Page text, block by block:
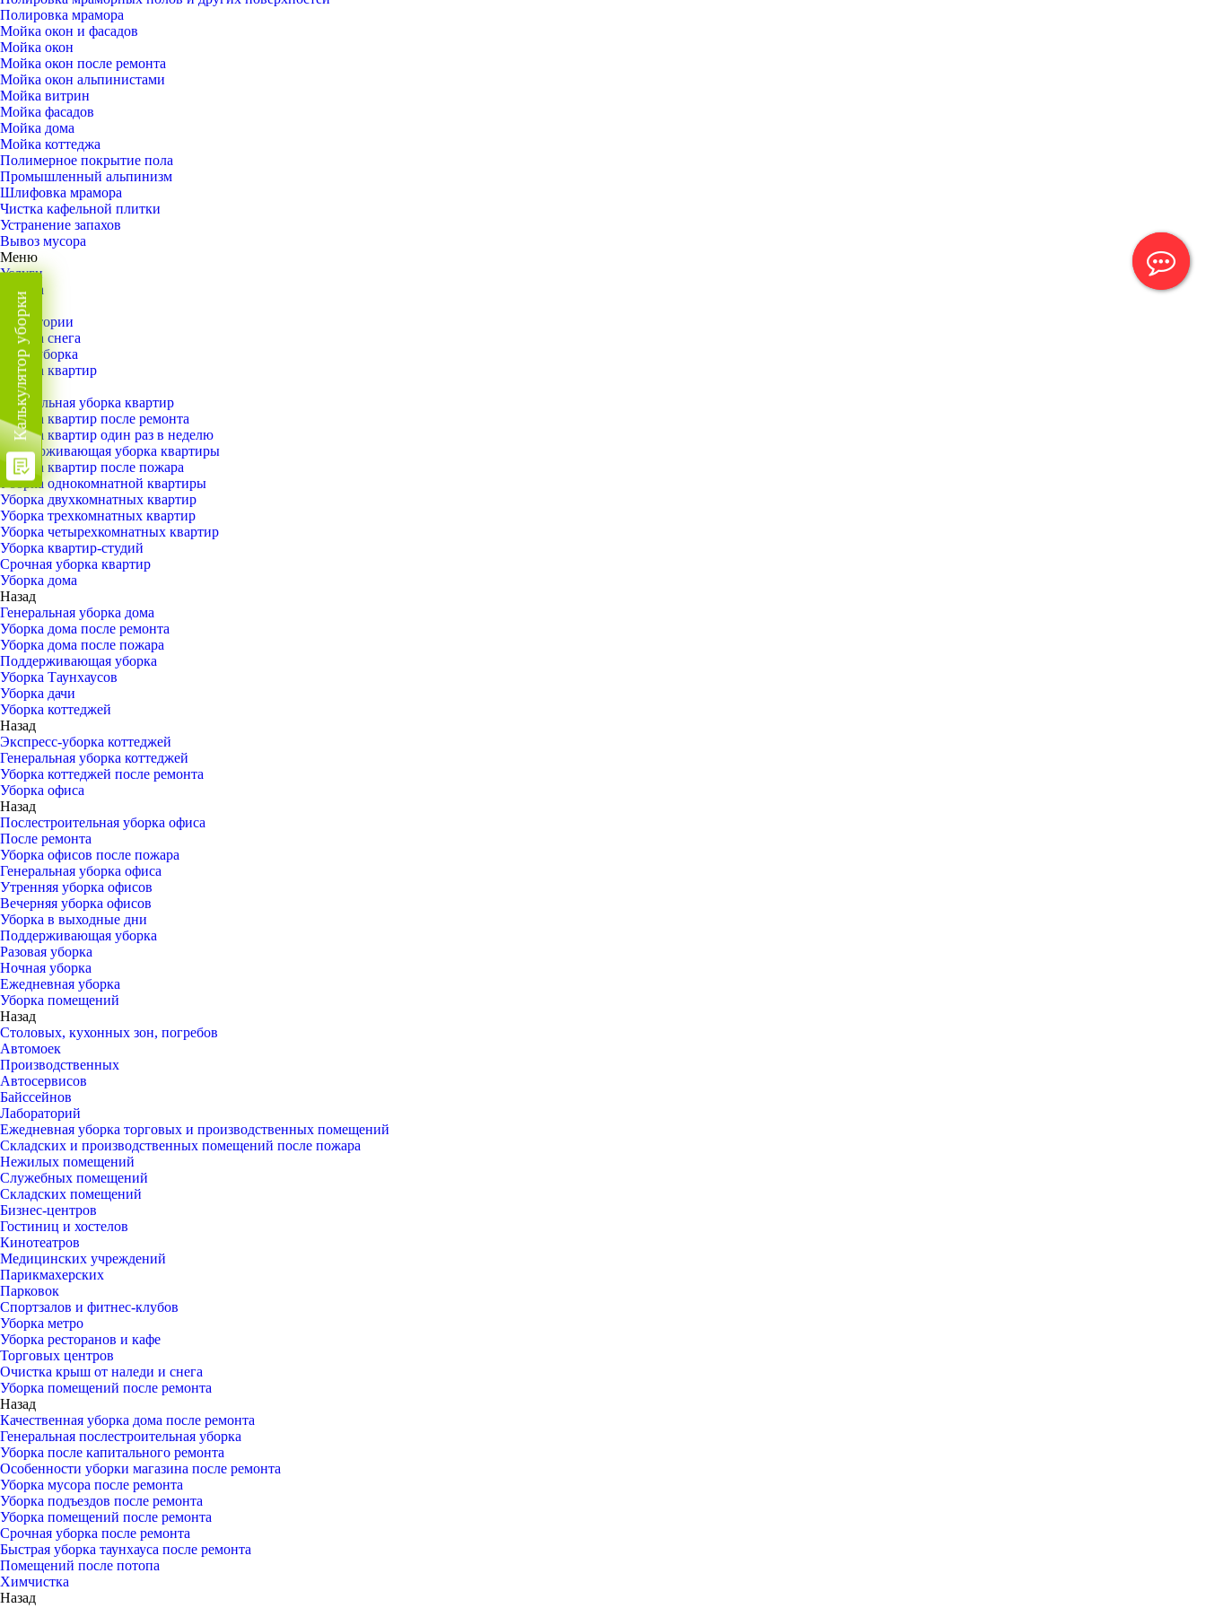
Полировка мрамора
Мойка окон и фасадов
Мойка окон
Мойка окон после ремонта
Мойка окон альпинистами
Мойка витрин
Мойка фасадов
Мойка дома
Мойка коттеджа
Полимерное покрытие пола
Промышленный альпинизм
Шлифовка мрамора
Чистка кафельной плитки
Устранение запахов
Вывоз мусора
Меню
Услуги
Уборка
Назад
Территории
Уборка снега
ВИП-уборка
Уборка квартир
Назад
Генеральная уборка квартир
Уборка квартир после ремонта
Уборка квартир один раз в неделю
Поддерживающая уборка квартиры
Уборка квартир после пожара
Уборка однокомнатной квартиры
Уборка двухкомнатных квартир
Уборка трехкомнатных квартир
Уборка четырехкомнатных квартир
Уборка квартир-студий
Срочная уборка квартир
Уборка дома
Назад
Генеральная уборка дома
Уборка дома после ремонта
Уборка дома после пожара
Поддерживающая уборка
Уборка Таунхаусов
Уборка дачи
Уборка коттеджей
Назад
Экспресс-уборка коттеджей
Генеральная уборка коттеджей
Уборка коттеджей после ремонта
Уборка офиса
Назад
Послестроительная уборка офиса
После ремонта
Уборка офисов после пожара
Генеральная уборка офиса
Утренняя уборка офисов
Вечерняя уборка офисов
Уборка в выходные дни
Поддерживающая уборка
Разовая уборка
Ночная уборка
Ежедневная уборка
Уборка помещений
Назад
Столовых, кухонных зон, погребов
Автомоек
Производственных
Автосервисов
Байссейнов
Лабораторий
Ежедневная уборка торговых и производственных помещений
Складских и производственных помещений после пожара
Нежилых помещений
Служебных помещений
Складских помещений
Бизнес-центров
Гостиниц и хостелов
Кинотеатров
Медицинских учреждений
Парикмахерских
Парковок
Спортзалов и фитнес-клубов
Уборка метро
Уборка ресторанов и кафе
Торговых центров
Очистка крыш от наледи и снега
Уборка помещений после ремонта
Назад
Качественная уборка дома после ремонта
Генеральная послестроительная уборка
Уборка после капитального ремонта
Особенности уборки магазина после ремонта
Уборка мусора после ремонта
Уборка подъездов после ремонта
Уборка помещений после ремонта
Срочная уборка после ремонта
Быстрая уборка таунхауса после ремонта
Помещений после потопа
Химчистка
Назад
Калькулятор уборки